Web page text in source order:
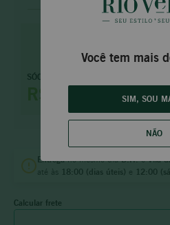
Você tem mais
SIM, SOU
NÃO
SÓCIO PRIME
Entregano mesmo diaB.H.eVila
até às 18:00 (dias úteis) e 12:00
Calcular frete